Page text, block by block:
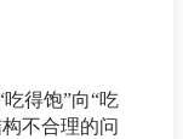
得饱”向“吃
不合理的问